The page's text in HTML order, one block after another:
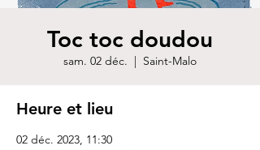
Toc toc doudou
sam. 02 déc.
  |
Saint-Malo
Heure et lieu
02 déc. 2023, 11:30